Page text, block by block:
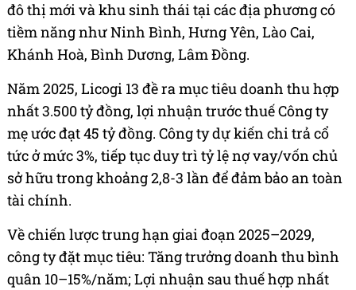
đô thị mới và khu sinh thái tại các địa phương có
tiềm năng như Ninh Bình, Hưng Yên, Lào Cai,
Khánh Hoà, Bình Dương, Lâm Đồng.
Năm 2025, Licogi 13 đề ra mục tiêu doanh thu hợp
nhất 3.500 tỷ đồng, lợi nhuận trước thuế Công ty
mẹ ước đạt 45 tỷ đồng. Công ty dự kiến chi trả cổ
tức ở mức 3%, tiếp tục duy trì tỷ lệ nợ vay/vốn chủ
sở hữu trong khoảng 2,8-3 lần để đảm bảo an toàn
tài chính.
Về chiến lược trung hạn giai đoạn 2025–2029,
công ty đặt mục tiêu: Tăng trưởng doanh thu bình
quân 10–15%/năm; Lợi nhuận sau thuế hợp nhất